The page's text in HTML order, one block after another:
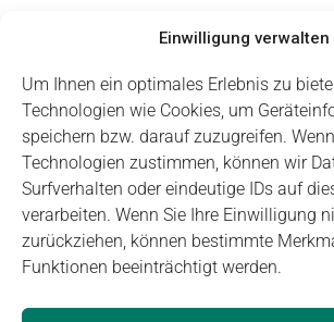
Einwilligung verwalten
Um Ihnen ein optimales Erlebnis zu
Technologien wie Cookies, um
speichern bzw. darauf zuzugreifen.
Technologien zustimmen, können wir
Surfverhalten oder eindeutige IDs auf
verarbeiten. Wenn Sie Ihre Einwilligung
zurückziehen, können bestimmte
Funktionen beeinträchtigt werden.
2 3 4
Impressum Datenschutz